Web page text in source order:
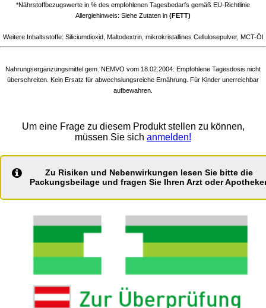
*Nährstoffbezugswerte in % des empfohlenen Tagesbedarfs gemäß EU-Richtlinie
Allergiehinweis: Siehe Zutaten in (FETT)
Weitere Inhaltsstoffe: Siliciumdioxid, Maltodextrin, mikrokristallines Cellulosepulver, MCT-Öl
Nahrungsergänzungsmittel gem. NEMVO vom 18.02.2004: Empfohlene Tagesdosis nicht
überschreiten. Kein Ersatz für abwechslungsreiche Ernährung. Für Kinder unerreichbar
aufbewahren.
Um eine Frage zu diesem Produkt stellen zu können,
müssen Sie sich anmelden!
Zu Risiken und Nebenwirkungen lesen Sie bitte die
Packungsbeilage und fragen Sie Ihren Arzt oder